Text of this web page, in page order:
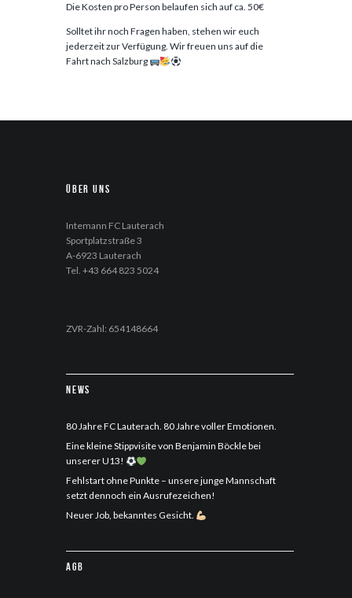
Die Kosten pro Person belaufen sich auf ca. 50€
Solltet ihr noch Fragen haben, stehen wir euch
jederzeit zur Verfügung. Wir freuen uns auf die
Fahrt nach Salzburg
Über uns
Intemann FC Lauterach
Sportplatzstraße 3
A-6923 Lauterach
Tel. +43 664 823 5024
ZVR-Zahl: 654148664
News
80 Jahre FC Lauterach. 80 Jahre voller Emotionen.
Eine kleine Stippvisite von Benjamin Böckle bei
unserer U13!
Fehlstart ohne Punkte – unsere junge Mannschaft
setzt dennoch ein Ausrufezeichen!
Neuer Job, bekanntes Gesicht.
AGB